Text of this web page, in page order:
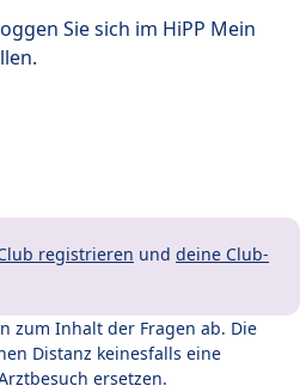
Sie sich im HiPP Mein
registrieren und deine Club-
zum Inhalt der Fragen ab. Die
Distanz keinesfalls eine
ersetzen.